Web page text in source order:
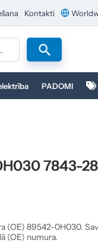
Kontakti
PADOMI
7843-
(OE) 89542-0H030.
(OE) numura.